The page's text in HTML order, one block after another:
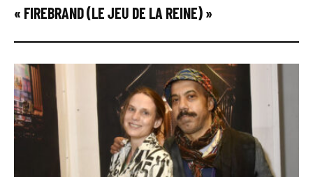
« FIREBRAND (LE JEU DE LA REINE) »